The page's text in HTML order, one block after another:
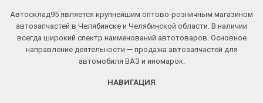
Автосклад95 является крупнейшим оптово-розничным магазином
автозапчастей в Челябинске и Челябинской области. В наличии
всегда широкий спектр наименований автотоваров. Основное
направление деятельности — продажа автозапчастей для
автомобиля ВАЗ и иномарок.
НАВИГАЦИЯ